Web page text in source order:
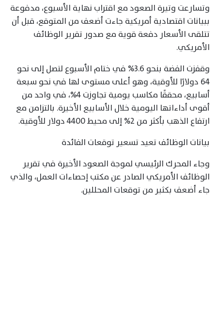
وتسارعت وتيرة الصعود مع اقتراب نهاية الأسبوع، مدفوعة
ببيانات اقتصادية أمريكية جاءت أضعف من المتوقع، قبل أن
تتلقى الأسعار دفعة قوية مع صدور تقرير الوظائف
الأمريكي.
وقفزت الفضة بنحو 3.6% في ختام الأسبوع لتصل إلى نحو
64 دولارًا للأوقية، وهو أعلى مستوى لها في نحو سبعة
أسابيع، محققًا مكاسب يومية تجاوزت 4%، في واحد من
أقوى أداءاتها اليومية خلال الأسابيع الأخيرة. بالتزامن مع
ارتفاع الذهب بأكثر من 2% إلى محيط 4400 دولار للأوقية.
بيانات الوظائف تعيد تسعير توقعات الفائدة
وجاء المحرك الرئيسي لموجة الصعود الأخيرة في تقرير
الوظائف الأمريكي الصادر عن مكتب إحصاءات العمل، والذي
جاء أضعف بكثير من توقعات المحللين.